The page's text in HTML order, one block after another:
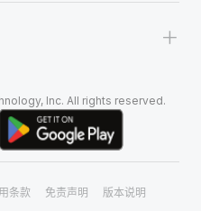
+
Inc. All rights reserved.
条款 免责声明 版本说明